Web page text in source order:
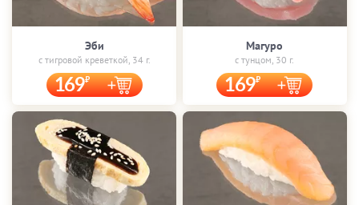
Эби
с тигровой креветкой, 34 г.
169
Магуро
с тунцом, 30 г.
169